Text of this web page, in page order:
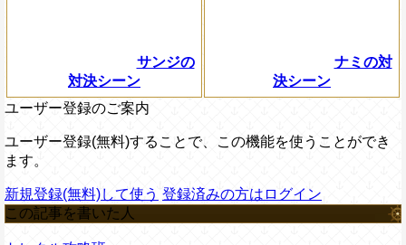
サンジの
対決シーン
ナミの対
決シーン
ユーザー登録のご案内
ユーザー登録(無料)することで、この機能を使うことができ
ます。
新規登録(無料)して使う 登録済みの方はログイン
この記事を書いた人